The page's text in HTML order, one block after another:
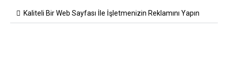
Kaliteli Bir Web Sayfası İle İşletmenizin Reklamını Yapın